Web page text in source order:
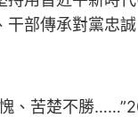
部傳承對黨忠
、苦楚不勝